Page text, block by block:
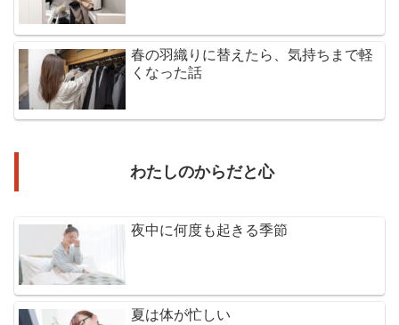
春の羽織りに替えたら、気持ちまで軽
くなった話
わたしのからだと心
夜中に何度も起きる季節
夏は体が忙しい